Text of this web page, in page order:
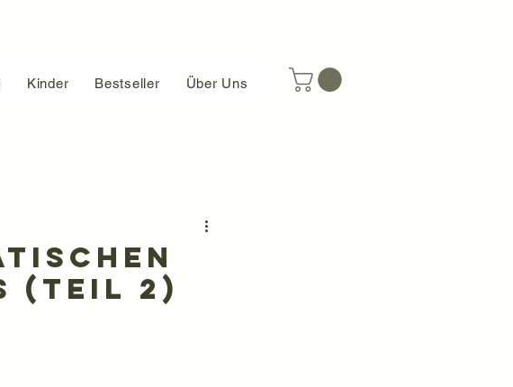
Kinder Bestseller Über Uns
(Teil 2)